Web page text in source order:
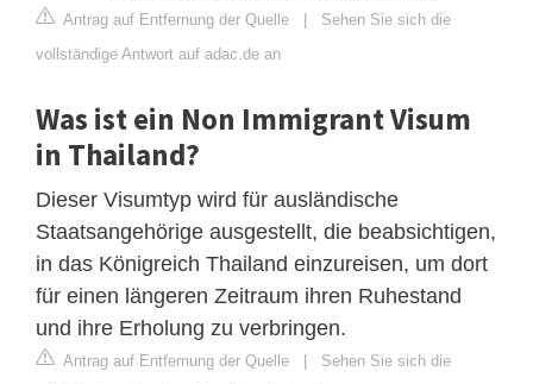
Antrag auf Entfernung der Quelle | Sehen Sie sich die
vollständige Antwort auf adac.de an
Was ist ein Non Immigrant Visum
in Thailand?
Dieser Visumtyp wird für ausländische
Staatsangehörige ausgestellt, die beabsichtigen,
in das Königreich Thailand einzureisen, um dort
für einen längeren Zeitraum ihren Ruhestand
und ihre Erholung zu verbringen.
Antrag auf Entfernung der Quelle | Sehen Sie sich die